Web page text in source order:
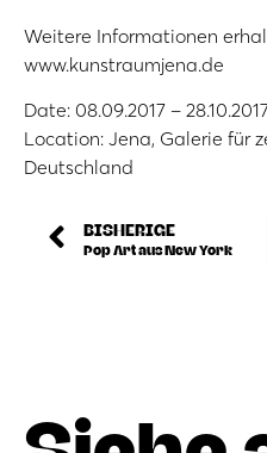
Weitere Informationen
www.kunstraumjena.de
Date: 08.09.2017 –
Location: Jena, Galerie für
Deutschland
BISHERIGE
Pop Art aus New York